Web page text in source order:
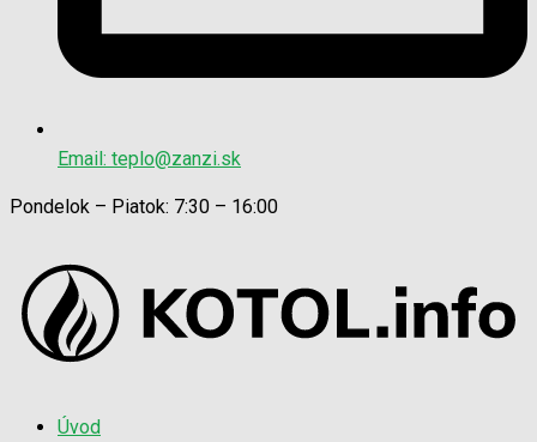
Email: teplo@zanzi.sk
Pondelok – Piatok: 7:30 – 16:00
Úvod